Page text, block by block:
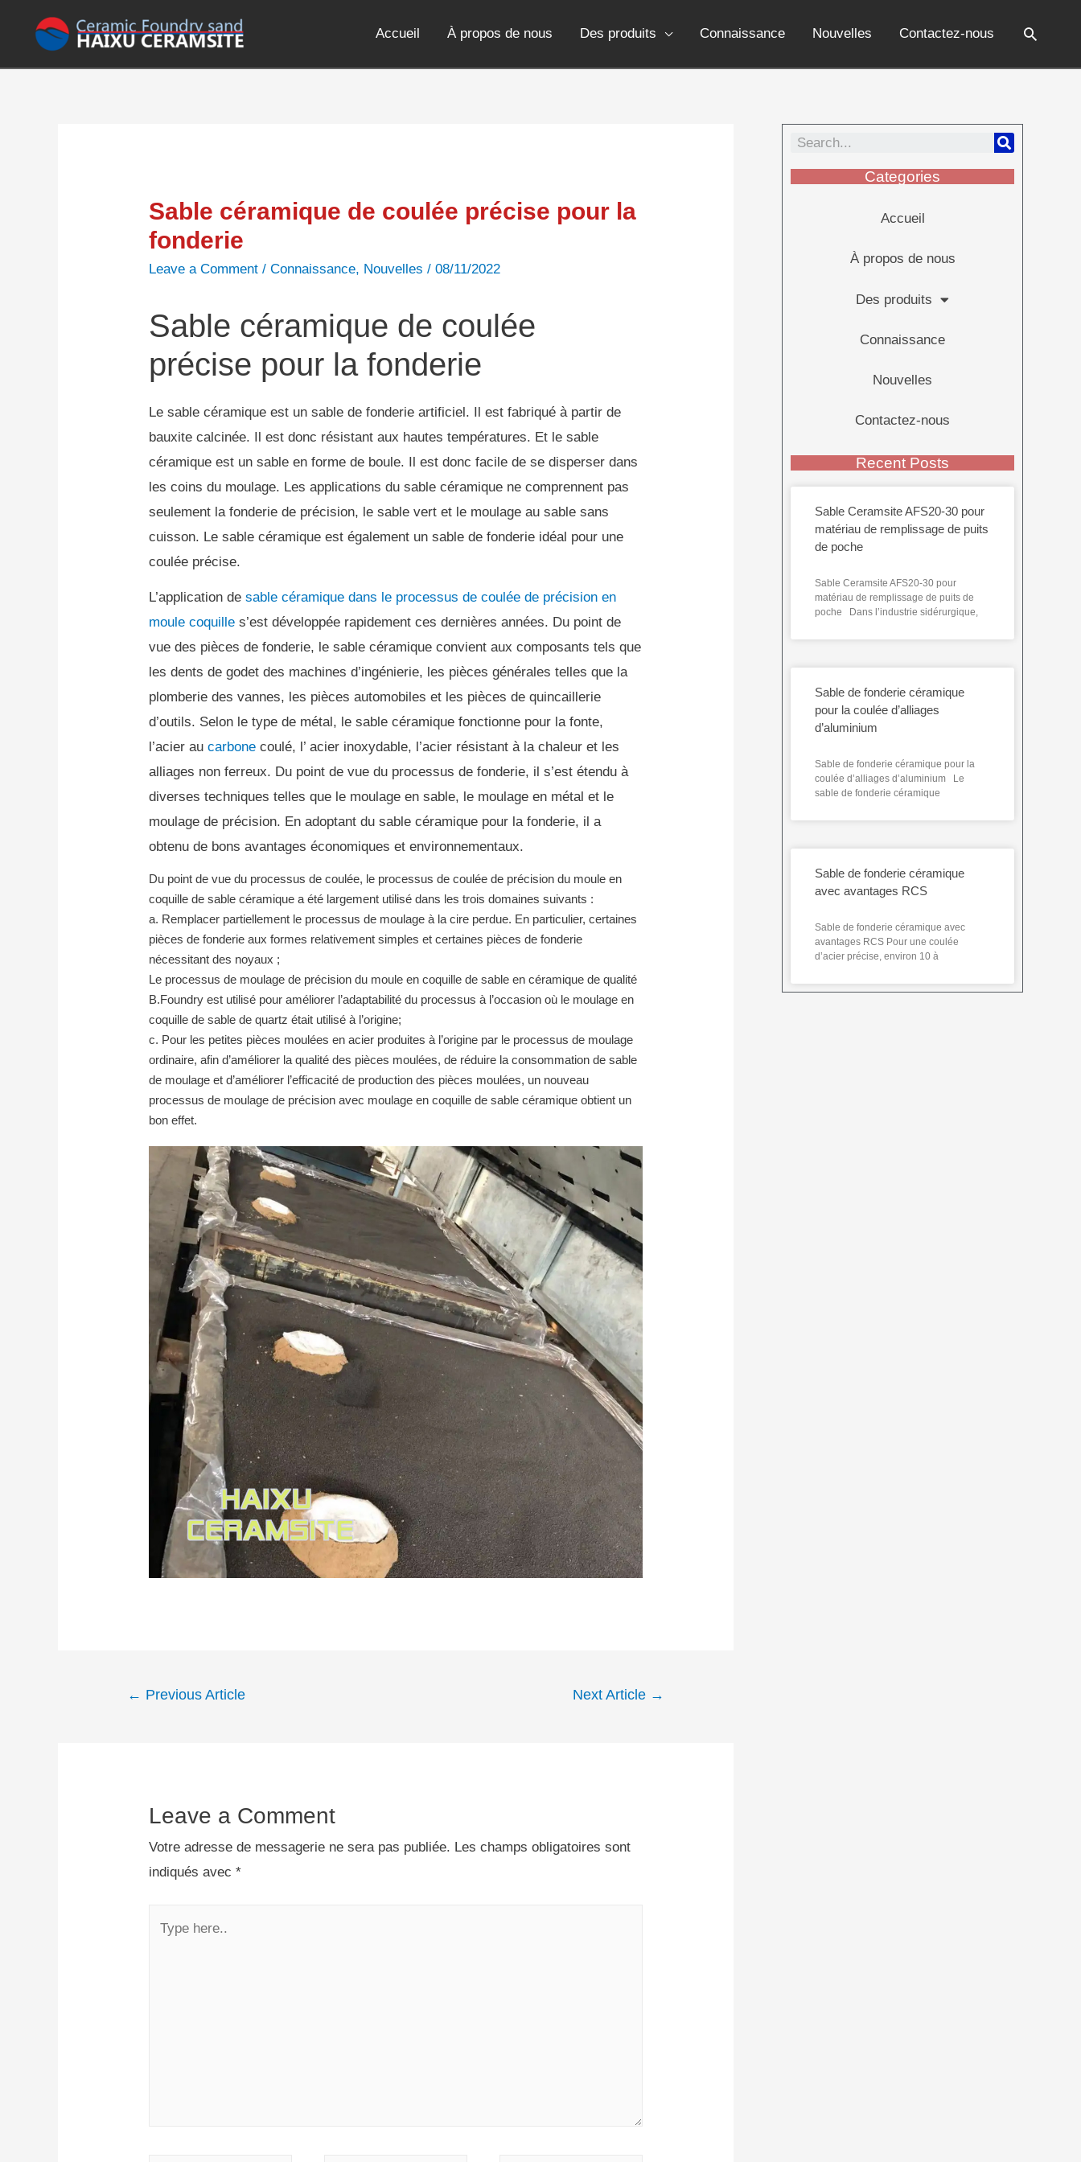
Accueil À propos de nous Des produits Connaissance Nouvelles Contactez-nous
Sable céramique de coulée précise pour la
fonderie
Leave a Comment /Connaissance, Nouvelles /08/11/2022
Sable céramique de coulée
précise pour la fonderie
Le sable céramique est un sable de fonderie artificiel. Il est fabriqué à partir de
bauxite calcinée. Il est donc résistant aux hautes températures. Et le sable
céramique est un sable en forme de boule. Il est donc facile de se disperser dans
les coins du moulage. Les applications du sable céramique ne comprennent pas
seulement la fonderie de précision, le sable vert et le moulage au sable sans
cuisson. Le sable céramique est également un sable de fonderie idéal pour une
coulée précise.
L’application desable céramique dans le processus de coulée de précision en
moule coquille s’est développée rapidement ces dernières années. Du point de
vue des pièces de fonderie, le sable céramique convient aux composants tels que
les dents de godet des machines d’ingénierie, les pièces générales telles que la
plomberie des vannes, les pièces automobiles et les pièces de quincaillerie
d’outils. Selon le type de métal, le sable céramique fonctionne pour la fonte,
l’acier aucarbone coulé, l’ acier inoxydable, l’acier résistant à la chaleur et les
alliages non ferreux. Du point de vue du processus de fonderie, il s’est étendu à
diverses techniques telles que le moulage en sable, le moulage en métal et le
moulage de précision. En adoptant du sable céramique pour la fonderie, il a
obtenu de bons avantages économiques et environnementaux.
Du point de vue du processus de coulée, le processus de coulée de précision du moule en
coquille de sable céramique a été largement utilisé dans les trois domaines suivants :
a. Remplacer partiellement le processus de moulage à la cire perdue. En particulier, certaines
pièces de fonderie aux formes relativement simples et certaines pièces de fonderie
nécessitant des noyaux ;
Le processus de moulage de précision du moule en coquille de sable en céramique de qualité
B.Foundry est utilisé pour améliorer l’adaptabilité du processus à l’occasion où le moulage en
coquille de sable de quartz était utilisé à l’origine;
c. Pour les petites pièces moulées en acier produites à l’origine par le processus de moulage
ordinaire, afin d’améliorer la qualité des pièces moulées, de réduire la consommation de sable
de moulage et d’améliorer l’efficacité de production des pièces moulées, un nouveau
processus de moulage de précision avec moulage en coquille de sable céramique obtient un
bon effet.
← Previous Article Next Article →
Leave a Comment
Votre adresse de messagerie ne sera pas publiée. Les champs obligatoires sont
indiqués avec*
Categories
Accueil
À propos de nous
Des produits
Connaissance
Nouvelles
Contactez-nous
Recent Posts
Sable Ceramsite AFS20-30 pour
matériau de remplissage de puits
de poche
Sable Ceramsite AFS20-30 pour
matériau de remplissage de puits de
poche Dans l’industrie sidérurgique,
Sable de fonderie céramique
pour la coulée d’alliages
d’aluminium
Sable de fonderie céramique pour la
coulée d’alliages d’aluminium Le
sable de fonderie céramique
Sable de fonderie céramique
avec avantages RCS
Sable de fonderie céramique avec
avantages RCS Pour une coulée
d’acier précise, environ 10 à